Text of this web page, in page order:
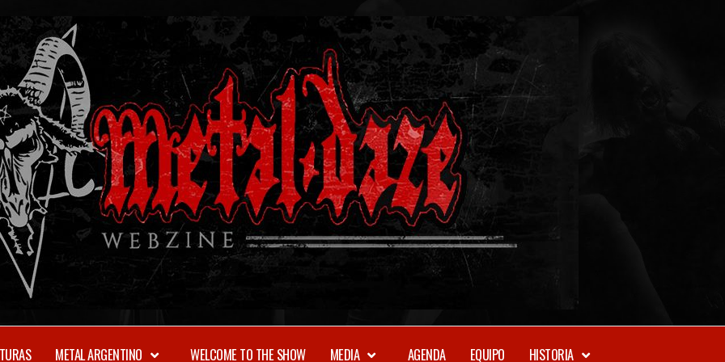
METAL ARGENTINO WELCOME TO THE SHOW MEDIA AGENDA EQUIPO HISTORIA